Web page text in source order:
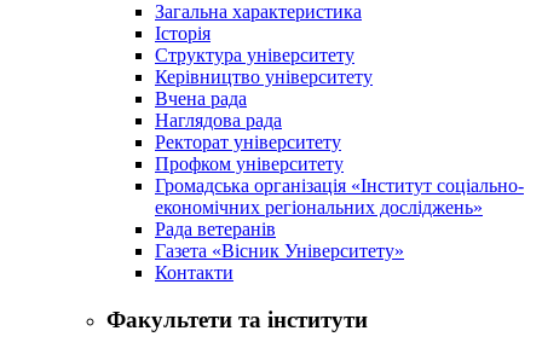
Загальна характеристика
Історія
Структура університету
Керівництво університету
Вчена рада
Наглядова рада
Ректорат університету
Профком університету
Громадська організація «Інститут соціально-
економічних регіональних досліджень»
Рада ветеранів
Газета «Вісник Університету»
Контакти
Факультети та інститути